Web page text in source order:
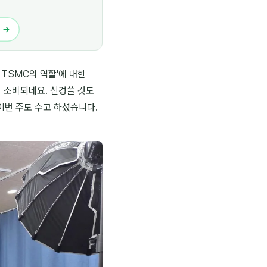
→
의 역할'에 대한
비되네요. 신경쓸 것도
번 주도 수고 하셨습니다.